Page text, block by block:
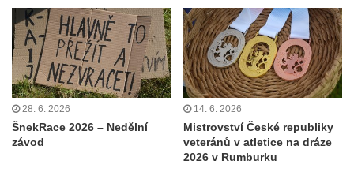
28. 6. 2026
ŠnekRace 2026 – Nedělní
závod
14. 6. 2026
Mistrovství České republiky
veteránů v atletice na dráze
2026 v Rumburku